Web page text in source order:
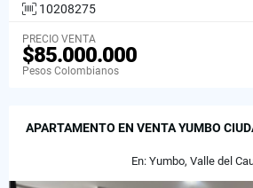
10208275
PRECIO VENTA
$85.000.000
Pesos Colombianos
APARTAMENTO EN VENTA YUMBO
En: Yumbo, Valle del